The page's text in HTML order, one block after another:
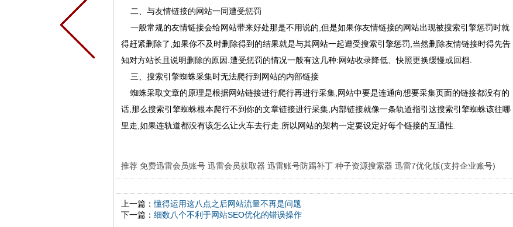
二、与友情链接的网站一同遭受惩罚
一般常规的友情链接会给网站带来好处那是不用说的,但是如果你友情链接的网站出现被搜索引擎惩罚时就
得赶紧删除了,如果你不及时删除得到的结果就是与其网站一起遭受搜索引擎惩罚,当然删除友情链接时得先告
知对方站长且说明删除的原因.遭受惩罚的情况一般有这几种:网站收录降低、快照更换缓慢或回档.
三、搜索引擎蜘蛛采集时无法爬行到网站的内部链接
蜘蛛采取文章的原理是根据网站链接进行爬行再进行采集,网站中要是连通向想要采集页面的链接都没有的
话,那么搜索引擎蜘蛛根本爬行不到你的文章链接进行采集,内部链接就像一条轨道指引这搜索引擎蜘蛛该往哪
里走,如果连轨道都没有该怎么让火车去行走.所以网站的架构一定要设定好每个链接的互通性.
推荐 免费迅雷会员账号 迅雷会员获取器 迅雷账号防踢补丁 种子资源搜索器 迅雷7优化版(支持企业账号)
上一篇：懂得运用这八点之后网站流量不再是问题
下一篇： 细数八个不利于网站SEO优化的错误操作